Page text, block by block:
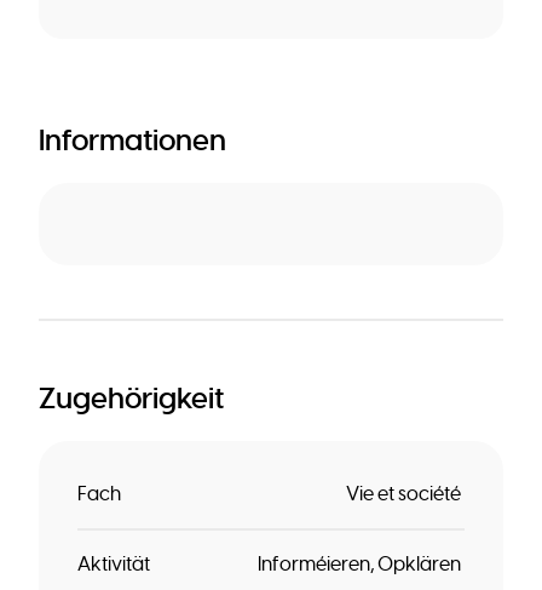
Informationen
Zugehörigkeit
Fach Vie et société
Aktivität Informéieren Opklären